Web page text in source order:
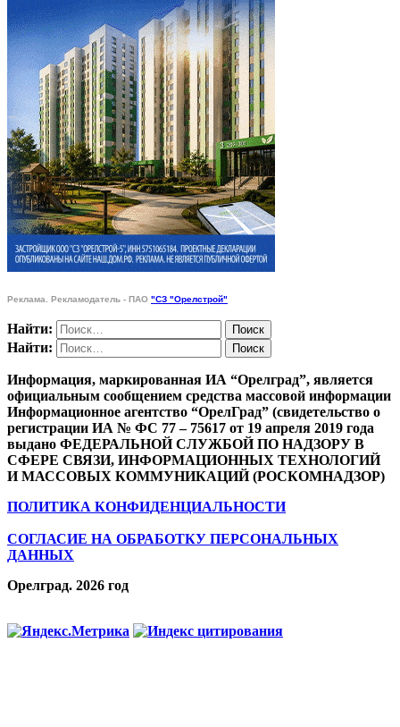
Реклама. Рекламодатель - ПАО "СЗ "Орелстрой"
Найти:
Найти:
Информация, маркированная ИА “Орелград”, является
официальным сообщением средства массовой информации
Информационное агентство “ОрелГрад” (свидетельство о
регистрации ИА № ФС 77 – 75617 от 19 апреля 2019 года
выдано ФЕДЕРАЛЬНОЙ СЛУЖБОЙ ПО НАДЗОРУ В
СФЕРЕ СВЯЗИ, ИНФОРМАЦИОННЫХ ТЕХНОЛОГИЙ
И МАССОВЫХ КОММУНИКАЦИЙ (РОСКОМНАДЗОР)
ПОЛИТИКА КОНФИДЕНЦИАЛЬНОСТИ
СОГЛАСИЕ НА ОБРАБОТКУ ПЕРСОНАЛЬНЫХ
ДАННЫХ
Орелград. 2026 год